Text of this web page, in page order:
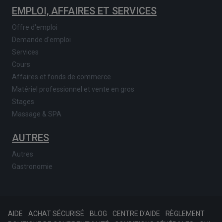
EMPLOI, AFFAIRES ET SERVICES
Offre d'emploi
Demande d'emploi
Services
Cours
Affaires et fonds de commerce
Matériel professionnel et vente en gros
Stages
Massage & SPA
AUTRES
Autres
Gastronomie
AIDE ACHAT SÉCURISÉ BLOG CENTRE D'AIDE
RÈGLEMENT